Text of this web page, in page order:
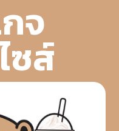
จ
ซส์